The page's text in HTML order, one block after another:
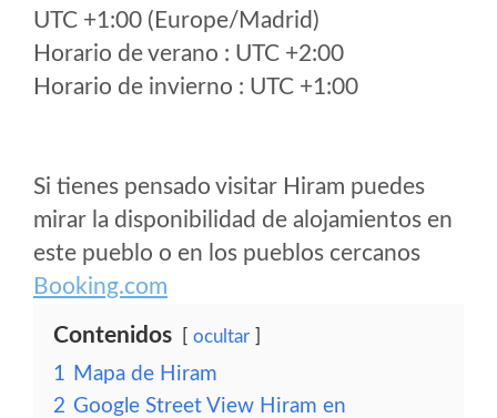
UTC +1:00 (Europe/Madrid)
Horario de verano : UTC +2:00
Horario de invierno : UTC +1:00
Si tienes pensado visitar Hiram puedes
mirar la disponibilidad de alojamientos en
este pueblo o en los pueblos cercanos
Booking.com
Contenidos ocultar
1 Mapa de Hiram
2 Google Street View Hiram en